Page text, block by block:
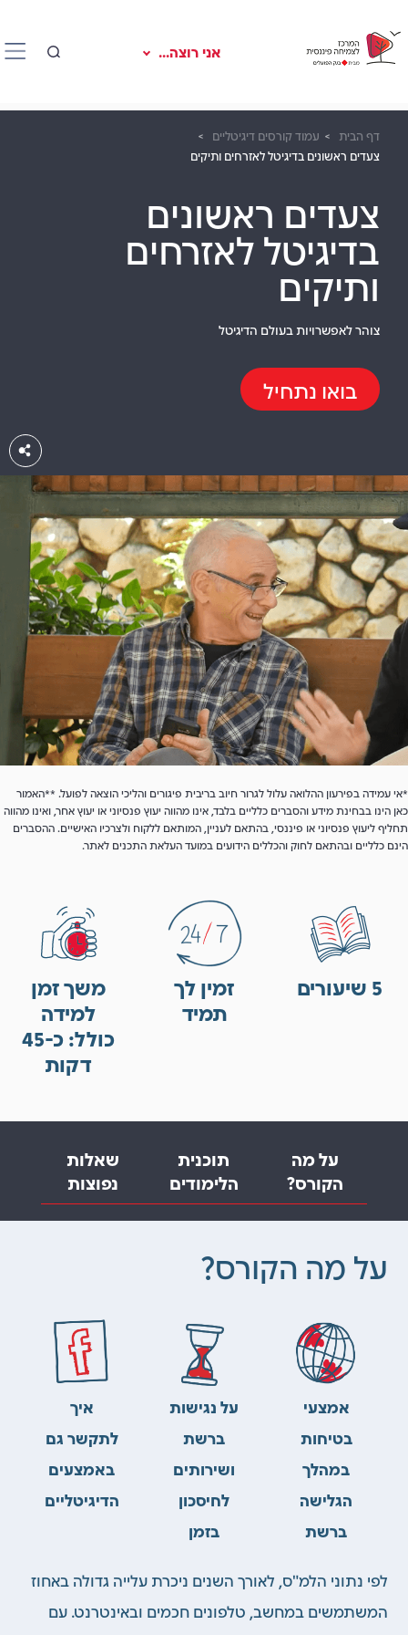
אני רוצה...
דף הבית
עמוד קורסים דיגיטליים
צעדים ראשונים בדיגיטל לאזרחים ותיקים
צעדים ראשונים
בדיגיטל לאזרחים
ותיקים
צוהר לאפשרויות בעולם הדיגיטל
בואו נתחיל
*אי עמידה בפירעון ההלואה עלול לגרור חיוב בריבית פיגורים והליכי הוצאה לפועל. **האמור
כאן הינו בבחינת מידע והסברים כלליים בלבד, אינו מהווה יעוץ פנסיוני או יעוץ אחר, ואינו מהווה
תחליף ליעוץ פנסיוני או פיננסי, בהתאם לעניין, המותאם ללקוח ולצרכיו האישיים. ההסברים
הינם כלליים ובהתאם לחוק והכללים הידועים במועד העלאת התכנים לאתר.
5 שיעורים
זמין לך
תמיד
משך זמן
למידה
כולל: כ-45
דקות
על מה
הקורס?
תוכנית
הלימודים
שאלות
נפוצות
על מה הקורס?
אמצעי
בטיחות
במהלך
הגלישה
ברשת
על נגישות
ברשת
ושירותים
לחיסכון
בזמן
איך
לתקשר גם
באמצעים
הדיגיטליים
לפי נתוני הלמ"ס, לאורך השנים ניכרת עלייה גדולה באחוז
המשתמשיםבמחשב, טלפונים חכמים ובאינטרנט. עם